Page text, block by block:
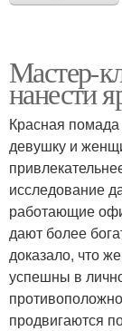
Мастер-
нанести
Красная
девушку и
исследование
работающие
дают более
доказало, что
успешны в
продвигаются